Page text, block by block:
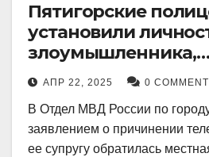
Пятигорские
установили
злоумышленника,
причинившего
повреждения
АПР 22, 2025 0
В Отдел МВД России по
заявлением о причинении
ее супругу обратилась